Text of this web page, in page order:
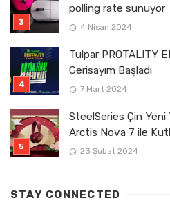
polling rate sunuyor
4 Nisan 2024
Tulpar PROTALITY
Gerisayım Başladı
7 Mart 2024
SteelSeries Çin Yeni
Arctis Nova 7 ile
23 Şubat 2024
STAY CONNECTED